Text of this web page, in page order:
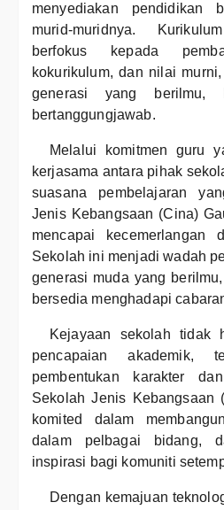
menyediakan pendidikan
murid-muridnya.
berfokus kepada
kokurikulum, dan nilai
generasi yang berilmu,
bertanggungjawab.
Melalui komitmen guru
kerjasama antara pihak
suasana pembelajaran
Jenis Kebangsaan (Cina)
mencapai kecemerlangan
Sekolah ini menjadi wadah
generasi muda yang
bersedia menghadapi
Kejayaan sekolah tidak
pencapaian akademik,
pembentukan karakter
Sekolah Jenis Kebangsaan
komited dalam
dalam pelbagai bidang,
inspirasi bagi komuniti
Dengan kemajuan